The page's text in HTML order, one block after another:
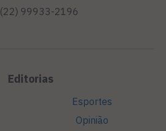
(22) 99933-2196
Editorias
Esportes
Opinião